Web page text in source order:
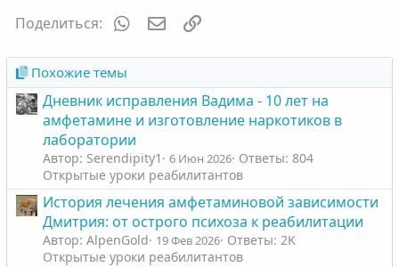
о
т
в
н
ы
й
г
о
л
о
с
в
н
ы
й
г
л
о
с
Поделиться: WhatsAppЭлектронная почта
Похожие темы
Дневник исправления Вадима - 10 лет на
амфетамине и изготовление наркотиков в
лаборатории
Автор: Serendipity1 6 Июн 2026 Ответы: 804
Открытые уроки реабилитантов
История лечения амфетаминовой зависимости
Дмитрия: от острого психоза к реабилитации
Автор: AlpenGold 19 Фев 2026 Ответы: 2K
Открытые уроки реабилитантов